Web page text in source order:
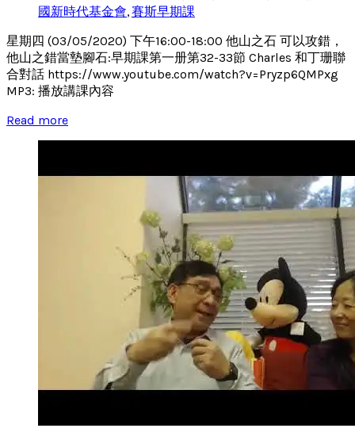
國新時代基金會,賽斯早期課
星期四 (03/05/2020) 下午16:00-18:00 他山之石 可以攻錯，
他山之錯當墊腳石:早期課第一册第32-33節 Charles 和丁珊聯
合對話 https://www.youtube.com/watch?v=Pryzp6QMPxg
MP3: 播放講課內容
Read more